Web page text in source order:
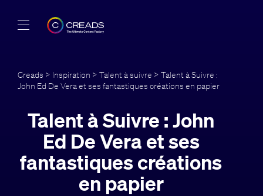
Offres
À propos
Guide
Creads > Inspiration > Talent à suivre > Talent à Suivre :
John Ed De Vera et ses fantastiques créations en papier
Talent à Suivre : John
Ed De Vera et ses
fantastiques créations
en papier